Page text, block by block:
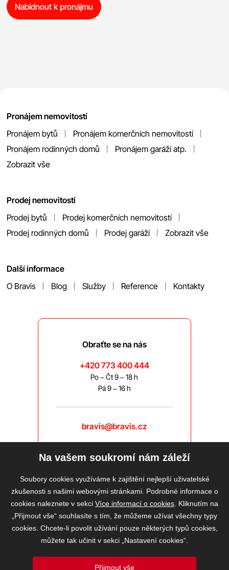
Nabídnout k pronájmu
Pronájem nemovitostí
Pronájem bytů
Pronájem komerčních nemovitostí
Pronájem rodinných domů
Pronájem garáží atp.
Zobrazit vše
Prodej nemovitostí
Prodej bytů
Prodej komerčních nemovitostí
Prodej rodinných domů
Prodej garáží Zobrazit vše
Další informace
O Bravis
Blog Služby Reference Kontakty
Obraťte se na nás
+420 773 400 444
Po – Čt 9 – 18 h
Pá 9 – 16 h
bravis@bravis.cz
Na vašem soukromí nám záleží
Soubory cookies využíváme k zajištění nejlepší uživatelské
zkušenosti s našimi webovými stránkami. Podrobné informace o
cookies naleznete v sekci Více informací o cookies . Kliknutím na
„Přijmout vše“ souhlasíte s tím, že můžeme užívat všechny typy
cookies. Chcete-li povolit užívání pouze některých typů cookies,
můžete tak učinit v sekci „Nastavení cookies“.
Přijmout vše